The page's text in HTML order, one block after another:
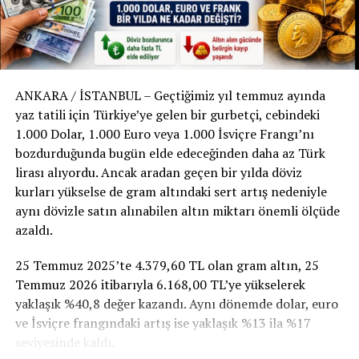
#TapuSahipleri
#TapuVeKadastro
#Gayrimenkul #Yatırım
#Hukuk #Haklar #Süre
#Başvuru #Uyarı #Hisse
#ŞufaHakkı #ÖnAlımHakkı
#Mülkiyet #Türkiye #Yasal
#Koruma #Danışmanlık
RELATED TOPICS:
UP NEXT
Fiyatlar Zengin Turistleri Kaçırdı: Türk Turizmi İçin Yeni
ANKARA / İSTANBUL – Geçtiğimiz yıl temmuz ayında
yaz tatili için Türkiye’ye gelen bir gurbetçi, cebindeki
1.000 Dolar, 1.000 Euro veya 1.000 İsviçre Frangı’nı
bozdurduğunda bugün elde edeceğinden daha az Türk
lirası alıyordu. Ancak aradan geçen bir yılda döviz
kurları yükselse de gram altındaki sert artış nedeniyle
aynı dövizle satın alınabilen altın miktarı önemli ölçüde
azaldı.
25 Temmuz 2025’te 4.379,60 TL olan gram altın, 25
Temmuz 2026 itibarıyla 6.168,00 TL’ye yükselerek
yaklaşık %40,8 değer kazandı. Aynı dönemde dolar, euro
ve İsviçre frangındaki artış ise yaklaşık %13 ila %17
seviyesinde kaldı.